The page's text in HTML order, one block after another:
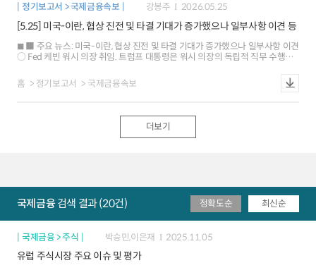
및 개선된 PMI 지표로 상승 ○ 환율: 달러화지수는 전일 급락 후 낙폭이
미국 채권시장은 독립기념일로 휴장 독일은 연금 개혁으로 재정지출 확대 예상,
견조한 PMI 등으로 4bp 상승 ※ 뉴욕 1M NDF 종가 1526.7원(스왑포인트
감안 시 1527.7원, 0.14% 상승). 한국 CDS 상승
정기보고서 > 국제금융속보 강봉주 2026.05.25
[5.25] 미국-이란, 협상 진전 및 타결 기대가 증가했으나 일부사항 이견 등
■ 주요 뉴스: 미국-이란, 협상 진전 및 타결 기대가 증가했으나 일부사항 이견
○ Fed 케빈 워시 의장 취임. 트럼프 대통령은 워시 의장의 독립적 직무 수행
지적 ○ ECB 쾨허 및 뮐러 위원, 6월 금리 인상 시사 ○ 루비오 미 국무장관, 7월
NATO 정상회의에서 동맹 분열 문제 논의 시사 ○ 러시아, 24일 키이우에 대해
SP500지수는 미국-이란 협상 진전 기대, 기술주 강세 등으로 상승 유로
Stoxx600지수는 위험자산 회피 심리 완화로 3.0% 상승 ○ 환율: 달러지수는
매파적 Fed 이사 발언, 이란 협상 기대 등이 맞물리며 보합 유로화는 0.2% 하락,
홈 정기보고서 국제금융속보
더보기
국제금융검색 결과 (20건) 정확도순 최신순
국제금융 > 주식 박승민,이은재 2025.11.05
유럽 주식시장 주요 이슈 및 평가